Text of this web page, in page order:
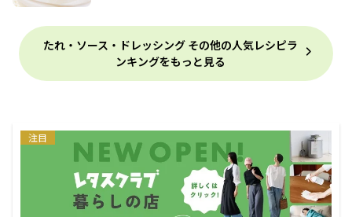
たれ・ソース・ドレッシング その他の人気レシピラ
ンキングをもっと見る
注目